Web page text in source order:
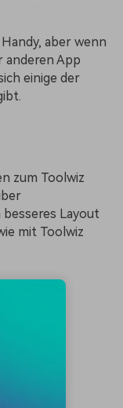
aber wenn
anderen App
einige der
zum Toolwiz
Layout
mit Toolwiz